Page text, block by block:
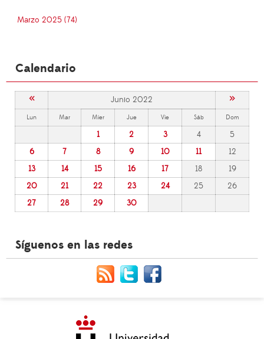
Marzo 2025 (74)
Calendario
« Junio 2022 »
Lun Mar Mier Jue Vie Sáb Dom
1 2 3 4
5
6
7 8 9 10 11
12
13
14 15 16 17 18
19
20
21 22 23 24 25
26
27
28 29 30
Síguenos en las redes